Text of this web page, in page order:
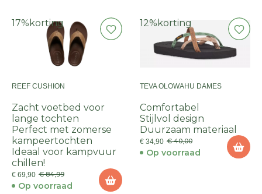
17% korting
REEF CUSHION
Zacht voetbed voor
lange tochten
Perfect met zomerse
kampeertochten
Ideaal voor kampvuur
chillen!
€ 69,90 € 84,99
Op voorraad
12% korting
TEVA OLOWAHU DAMES
Comfortabel
Stijlvol design
Duurzaam materiaal
€ 34,90 € 40,00
Op voorraad